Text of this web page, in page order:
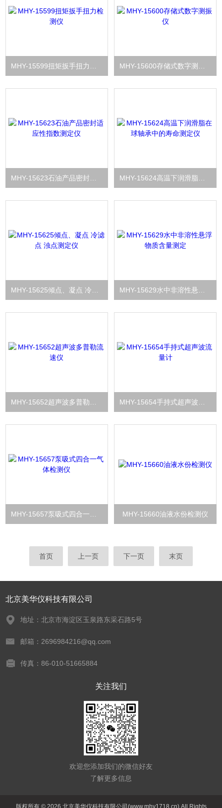
MHY-15660油液水份检测仪
首页 上一页 下一页 末页
北京美华仪科技有限公司
地址：北京市海淀区玉泉路东采石路5号
邮箱：2696984216@qq.com
传真：86-010-51665884
关注我们
欢迎您添加我们的微信好友
了解更多信息
版权所有 © 2026 北京美华仪科技有限公司(www.mhy1718.cn) All Rights